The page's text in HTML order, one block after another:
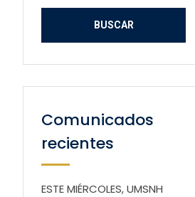
Comunicados
recientes
ESTE MIÉRCOLES, UMSNH